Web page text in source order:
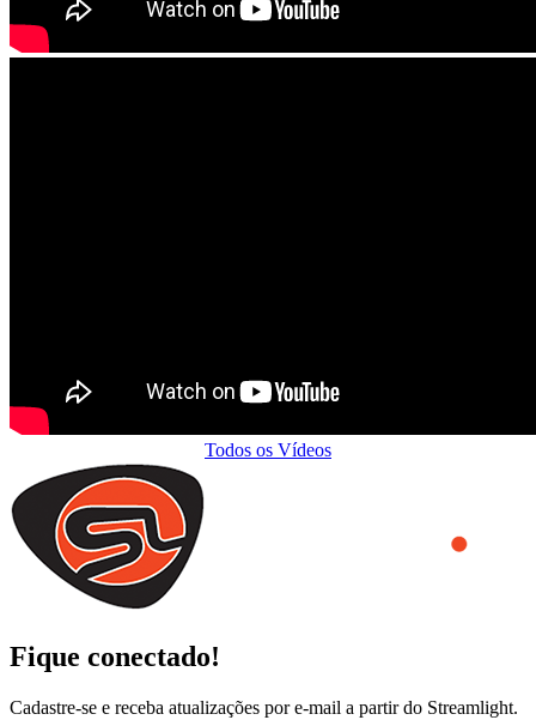
Todos os Vídeos
Fique conectado!
Cadastre-se e receba atualizações por e-mail a partir do Streamlight.